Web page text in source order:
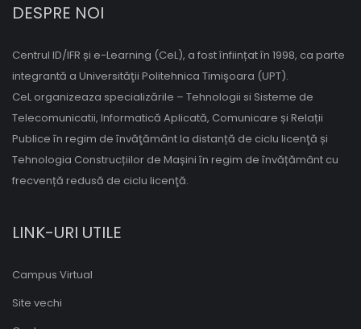
DESPRE NOI
Centrul ID/IFR și e-Learning (CeL), a fost înființat în 1998, ca parte
integrantă a Universităţii Politehnica Timişoara (UPT).
CeL organizeaza specializările – Tehnologii si Sisteme de
Telecomunicatii, Informatică Aplicată, Comunicare și Relații
Publice în regim de învăţământ la distanță de ciclu licenţă și
Tehnologia Construcțiilor de Mașini în regim de învățământ cu
frecvență redusă de ciclu licenţă.
LINK-URI UTILE
Campus Virtual
Site vechi